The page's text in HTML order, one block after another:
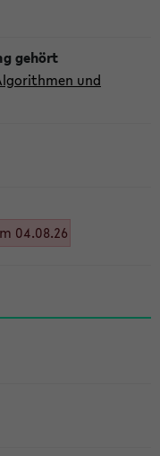
und
04.08.26